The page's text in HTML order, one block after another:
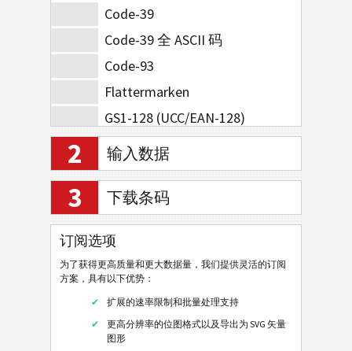
Code-39
Code-39 全 ASCII 码
Code-93
Flattermarken
GS1-128 (UCC/EAN-128)
MSI
Pharmacode One-Track
Pharmacode Two-Track
Telepen Alpha
邮政条码
GS1 DataBar
EAN / UPC
2 输入数据
3 下载条码
订阅选项
为了获得更高质量和更大数据量，我们提供灵活的订阅
方案，具有以下优势：
扩展的速率限制和批量处理支持
更高分辨率的位图格式以及导出为 SVG 矢量
图形